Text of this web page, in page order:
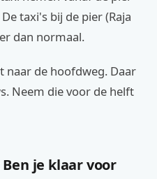
taxi's bij de pier (Raja
dan normaal.
naar de hoofdweg. Daar
Neem die voor de helft
je klaar voor